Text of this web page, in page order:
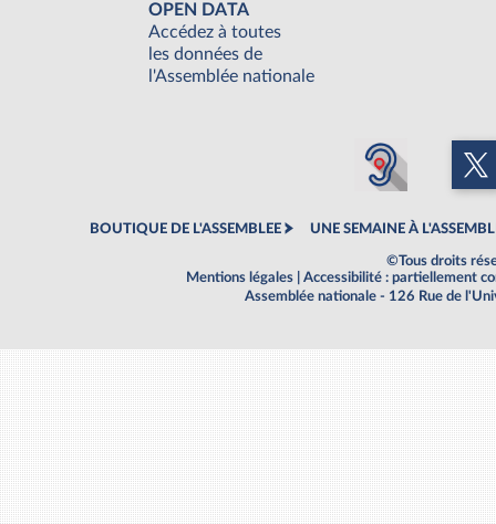
OPEN DATA
Accédez à toutes
les données de
l'Assemblée nationale
BOUTIQUE DE L'ASSEMBLEE UNE SEMAINE À
©Tous droits
Mentions légales
Accessibilité : partiellement
Assemblée nationale - 126 Rue de